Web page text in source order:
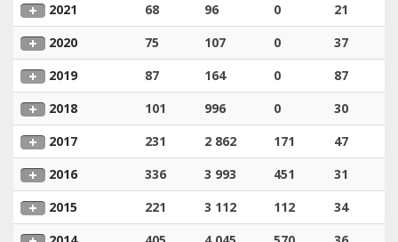
2021
68 96 0
21
2020
75 107 0
37
2019
87 164 0
87
2018
101 996 0
30
2017
231 2 862 171
47
2016
336 3 993 451
31
2015
221 3 112 112
34